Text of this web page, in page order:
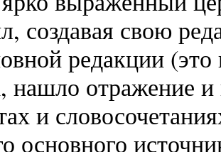
создавая свою
редакции
нашло отражение
и
основного